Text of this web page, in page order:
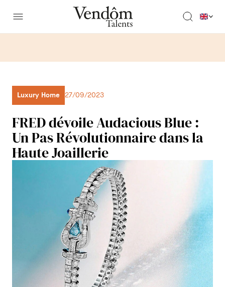
Luxury Home 27/09/2023
FRED dévoile Audacious Blue :
Un Pas Révolutionnaire dans la
Haute Joaillerie